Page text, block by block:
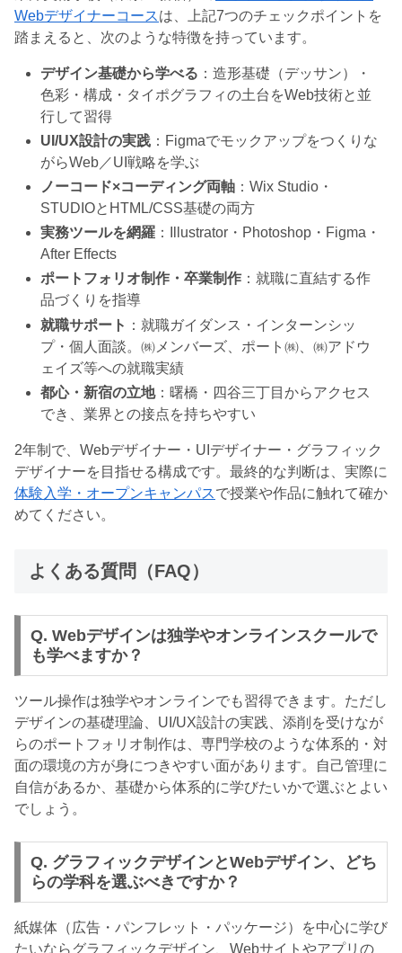
Webデザイナーコースは、上記7つのチェックポイントを
踏まえると、次のような特徴を持っています。
デザイン基礎から学べる ：造形基礎（デッサン）・
色彩・構成・タイポグラフィの土台をWeb技術と並
行して習得
UI/UX設計の実践 ：Figmaでモックアップをつくりな
がらWeb／UI戦略を学ぶ
ノーコード×コーディング両軸 ：Wix Studio・
STUDIOとHTML/CSS基礎の両方
実務ツールを網羅 ：Illustrator・Photoshop・Figma・
After Effects
ポートフォリオ制作・卒業制作 ：就職に直結する作
品づくりを指導
就職サポート ：就職ガイダンス・インターンシッ
プ・個人面談。㈱メンバーズ、ポート㈱、㈱アドウ
ェイズ等への就職実績
都心・新宿の立地：曙橋・四谷三丁目からアクセス
でき、業界との接点を持ちやすい
2年制で、Webデザイナー・UIデザイナー・グラフィック
デザイナーを目指せる構成です。最終的な判断は、実際に
体験入学・オープンキャンパスで授業や作品に触れて確か
めてください。
よくある質問（FAQ）
Q. Webデザインは独学やオンラインスクールで
も学べますか？
ツール操作は独学やオンラインでも習得できます。ただし
デザインの基礎理論、UI/UX設計の実践、添削を受けなが
らのポートフォリオ制作は、専門学校のような体系的・対
面の環境の方が身につきやすい面があります。自己管理に
自信があるか、基礎から体系的に学びたいかで選ぶとよい
でしょう。
Q. グラフィックデザインとWebデザイン、どち
らの学科を選ぶべきですか？
紙媒体（広告・パンフレット・パッケージ）を中心に学び
たいならグラフィックデザイン、Webサイトやアプリの